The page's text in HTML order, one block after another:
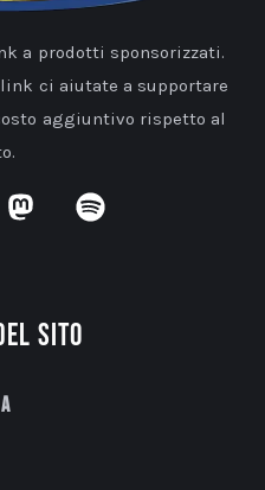
a prodotti sponsorizzati.
ci aiutate a supportare
aggiuntivo rispetto al
sito